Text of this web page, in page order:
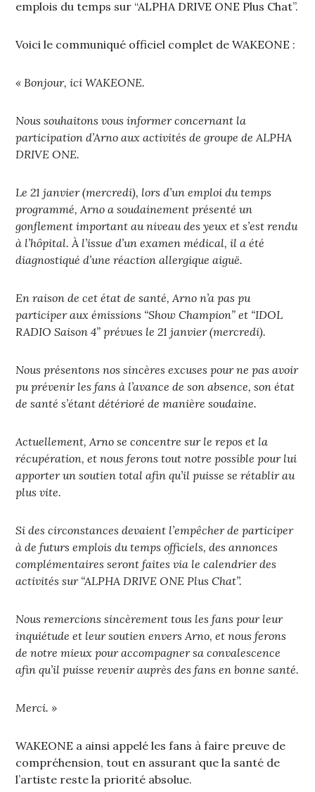
emplois du temps sur “ALPHA DRIVE ONE Plus Chat”.
Voici le communiqué officiel complet de WAKEONE :
« Bonjour, ici WAKEONE.
Nous souhaitons vous informer concernant la
participation d’Arno aux activités de groupe de ALPHA
DRIVE ONE.
Le 21 janvier (mercredi), lors d’un emploi du temps
programmé, Arno a soudainement présenté un
gonflement important au niveau des yeux et s’est rendu
à l’hôpital. À l’issue d’un examen médical, il a été
diagnostiqué d’une réaction allergique aiguë.
En raison de cet état de santé, Arno n’a pas pu
participer aux émissions “Show Champion” et “IDOL
RADIO Saison 4” prévues le 21 janvier (mercredi).
Nous présentons nos sincères excuses pour ne pas avoir
pu prévenir les fans à l’avance de son absence, son état
de santé s’étant détérioré de manière soudaine.
Actuellement, Arno se concentre sur le repos et la
récupération, et nous ferons tout notre possible pour lui
apporter un soutien total afin qu’il puisse se rétablir au
plus vite.
Si des circonstances devaient l’empêcher de participer
à de futurs emplois du temps officiels, des annonces
complémentaires seront faites via le calendrier des
activités sur “ALPHA DRIVE ONE Plus Chat”.
Nous remercions sincèrement tous les fans pour leur
inquiétude et leur soutien envers Arno, et nous ferons
de notre mieux pour accompagner sa convalescence
afin qu’il puisse revenir auprès des fans en bonne santé.
Merci. »
WAKEONE a ainsi appelé les fans à faire preuve de
compréhension, tout en assurant que la santé de
l’artiste reste la priorité absolue.